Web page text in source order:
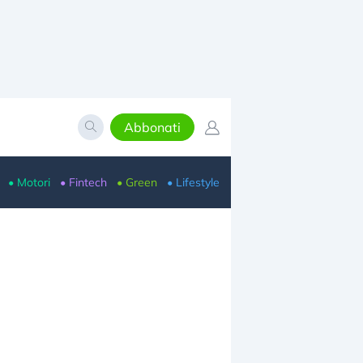
Abbonati
• Motori • Fintech • Green • Lifestyle